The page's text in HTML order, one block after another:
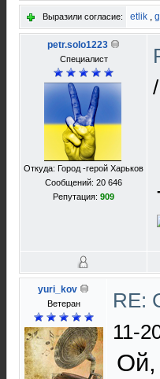
Выразили согласие: etlik ,
petr.solo1223
Специалист
Откуда: Город -герой Харьков
Сообщений: 20 646
Репутация: 909
/
yuri_kov
Ветеран
RE:
11-
Ой,